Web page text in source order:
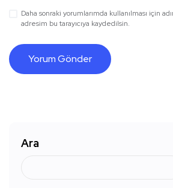
Daha sonraki yorumlarımda kullanılması için
adresim bu tarayıcıya kaydedilsin.
Ara